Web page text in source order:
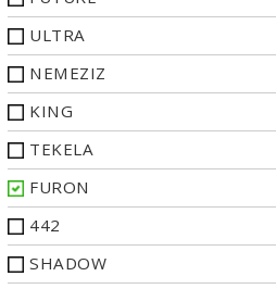
ULTRA
NEMEZIZ
KING
TEKELA
FURON
442
SHADOW